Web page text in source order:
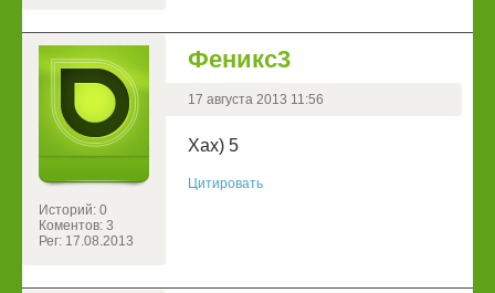
Историй: 0
Коментов: 3
Рег: 17.08.2013
Феникс3
17 августа 2013 11:56
Хах) 5
Цитировать